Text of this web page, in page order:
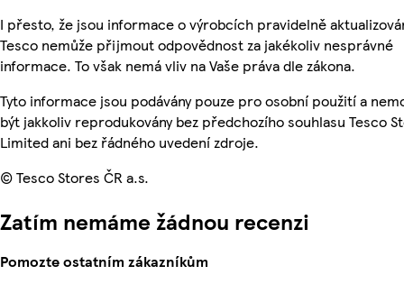
I přesto, že jsou informace o výrobcích pravidelně
Tesco nemůže přijmout odpovědnost za jakékoliv nesprávné
informace. To však nemá vliv na Vaše práva dle zákona.
Tyto informace jsou podávány pouze pro osobní použití a
být jakkoliv reprodukovány bez předchozího souhlasu Tesco
Limited ani bez řádného uvedení zdroje.
© Tesco Stores ČR a.s.
Zatím nemáme žádnou recenzi
Pomozte ostatním zákazníkům